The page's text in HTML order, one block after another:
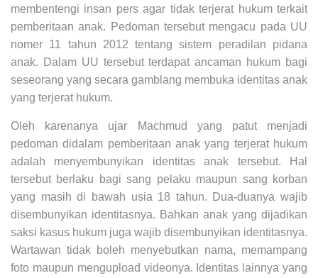
membentengi insan pers agar tidak terjerat hukum terkait
pemberitaan anak. Pedoman tersebut mengacu pada UU
nomer 11 tahun 2012 tentang sistem peradilan pidana
anak. Dalam UU tersebut terdapat ancaman hukum bagi
seseorang yang secara gamblang membuka identitas anak
yang terjerat hukum.
Oleh karenanya ujar Machmud yang patut menjadi
pedoman didalam pemberitaan anak yang terjerat hukum
adalah menyembunyikan identitas anak tersebut. Hal
tersebut berlaku bagi sang pelaku maupun sang korban
yang masih di bawah usia 18 tahun. Dua-duanya wajib
disembunyikan identitasnya. Bahkan anak yang dijadikan
saksi kasus hukum juga wajib disembunyikan identitasnya.
Wartawan tidak boleh menyebutkan nama, memampang
foto maupun mengupload videonya. Identitas lainnya yang